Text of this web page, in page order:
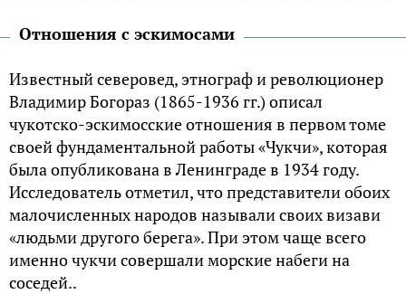
Отношения с эскимосами
Известный северовед, этнограф и революционер
Владимир Богораз (1865-1936 гг.) описал
чукотско-эскимосские отношения в первом томе
своей фундаментальной работы «Чукчи», которая
была опубликована в Ленинграде в 1934 году.
Исследователь отметил, что представители обоих
малочисленных народов называли своих визави
«людьми другого берега». При этом чаще всего
именно чукчи совершали морские набеги на
соседей..